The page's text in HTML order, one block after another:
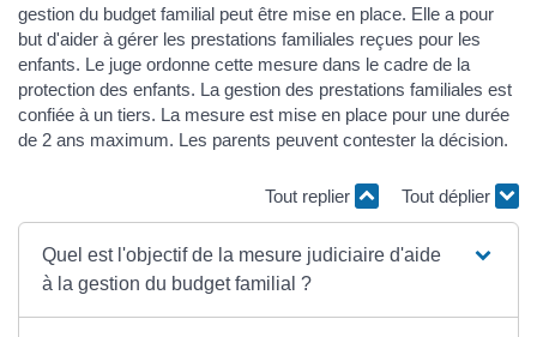
gestion du budget familial peut être mise en place. Elle a pour
but d'aider à gérer les prestations familiales reçues pour les
enfants. Le juge ordonne cette mesure dans le cadre de la
protection des enfants. La gestion des prestations familiales est
confiée à un tiers. La mesure est mise en place pour une durée
de 2 ans maximum. Les parents peuvent contester la décision.
Tout replier Tout déplier
Quel est l'objectif de la mesure judiciaire d'aide
à la gestion du budget familial ?